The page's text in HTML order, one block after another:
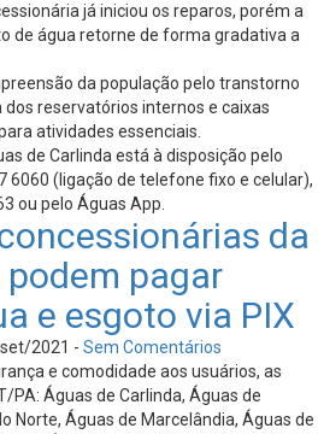
já iniciou os reparos, porém a
de água retorne de forma gradativa a
da população pelo transtorno
reservatórios internos e caixas
atividades essenciais.
de Carlinda está à disposição pelo
6060 (ligação de telefone fixo e celular),
ou pelo Águas App.
da
pagar
e esgoto via PIX
2021 - Sem Comentários
e comodidade aos usuários, as
PA: Águas de Carlinda, Águas de
Norte, Águas de Marcelândia, Águas de